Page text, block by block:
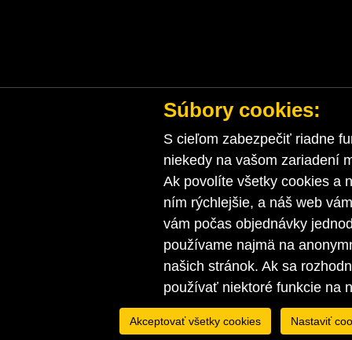
Súbory cookies:
S cieľom zabezpečiť riadne
niekedy na vašom zariadení
Ak povolíte všetky cookies a
ním rýchlejšie, a náš web
vám počas objednávky
používame najmä na
našich stránok. Ak sa
používať niektoré funkcie na
Akceptovať všetky cookies Nastaviť